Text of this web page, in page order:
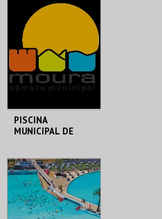
COMPRAR
PISCINA
MUNICIPAL DE
PISCINA MUN. AR
LIVRE
MAIS INFO